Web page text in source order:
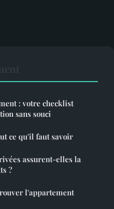
: votre checklist
sans souci
ce qu'il faut savoir
assurent-elles la
?
l'appartement